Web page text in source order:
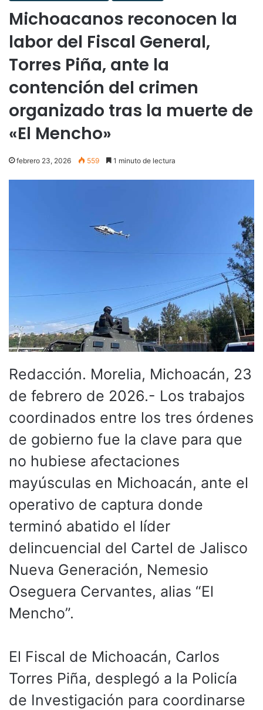
Michoacanos reconocen la
labor del Fiscal General,
Torres Piña, ante la
contención del crimen
organizado tras la muerte de
«El Mencho»
febrero 23, 2026 559 1 minuto de lectura
Redacción. Morelia, Michoacán, 23
de febrero de 2026.- Los trabajos
coordinados entre los tres órdenes
de gobierno fue la clave para que
no hubiese afectaciones
mayúsculas en Michoacán, ante el
operativo de captura donde
terminó abatido el líder
delincuencial del Cartel de Jalisco
Nueva Generación, Nemesio
Oseguera Cervantes, alias “El
Mencho”.
El Fiscal de Michoacán, Carlos
Torres Piña, desplegó a la Policía
de Investigación para coordinarse